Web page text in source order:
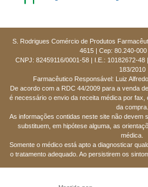
S. Rodrigues Comércio de Produtos
4615 | Cep: 80.240-
CNPJ: 82459116/0001-58 | I.E.: 10182672-48
183/2010
Farmacêutico Responsável: Luiz
De acordo com a RDC 44/2009 para a venda
é necessário o envio da receita médica por fax,
da compra.
As informações contidas neste site não devem
substituem, em hipótese alguma, as
médica.
Somente o médico está apto a diagnosticar
o tratamento adequado. Ao persistirem os